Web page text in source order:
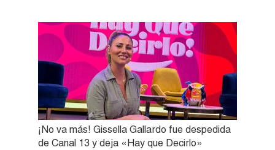
¡No va más! Gissella Gallardo fue despedida
de Canal 13 y deja «Hay que Decirlo»